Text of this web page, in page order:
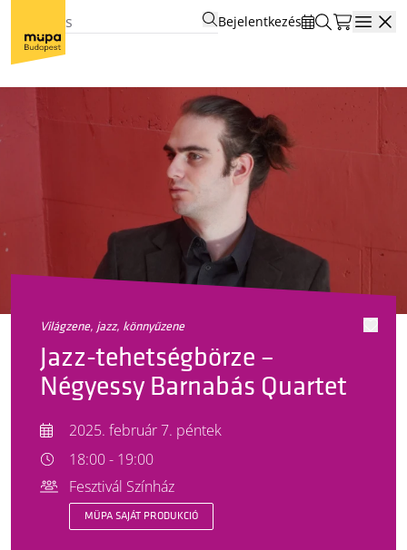
Bejelentkezés
világzene, jazz, könnyűzene
Jazz-tehetségbörze –
Négyessy Barnabás Quartet
2025. február 7. péntek
18:00 - 19:00
Fesztivál Színház
MÜPA SAJÁT PRODUKCIÓ